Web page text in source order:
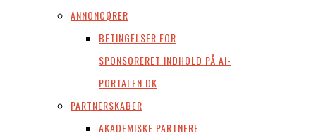
ANNONCØRER
BETINGELSER FOR
SPONSORERET INDHOLD PÅ AI-
PORTALEN.DK
PARTNERSKABER
AKADEMISKE PARTNERE